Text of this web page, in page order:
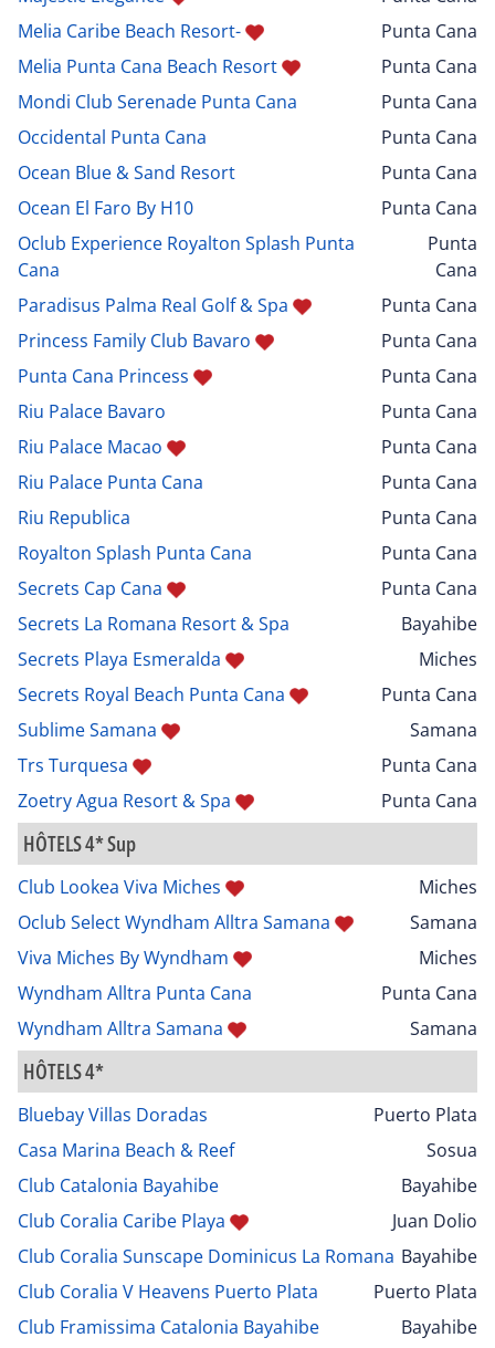
Melia Caribe Beach Resort-
Punta Cana
Melia Punta Cana Beach Resort
Punta Cana
Mondi Club Serenade Punta Cana
Punta Cana
Occidental Punta Cana
Punta Cana
Ocean Blue & Sand Resort
Punta Cana
Ocean El Faro By H10
Punta Cana
Oclub Experience Royalton Splash Punta
Cana
Punta
Cana
Paradisus Palma Real Golf & Spa
Punta Cana
Princess Family Club Bavaro
Punta Cana
Punta Cana Princess
Punta Cana
Riu Palace Bavaro
Punta Cana
Riu Palace Macao
Punta Cana
Riu Palace Punta Cana
Punta Cana
Riu Republica
Punta Cana
Royalton Splash Punta Cana
Punta Cana
Secrets Cap Cana
Punta Cana
Secrets La Romana Resort & Spa
Bayahibe
Secrets Playa Esmeralda
Miches
Secrets Royal Beach Punta Cana
Punta Cana
Sublime Samana
Samana
Trs Turquesa
Punta Cana
Zoetry Agua Resort & Spa
Punta Cana
HÔTELS 4* Sup
Club Lookea Viva Miches
Miches
Oclub Select Wyndham Alltra Samana
Samana
Viva Miches By Wyndham
Miches
Wyndham Alltra Punta Cana
Punta Cana
Wyndham Alltra Samana
Samana
HÔTELS 4*
Bluebay Villas Doradas
Puerto Plata
Casa Marina Beach & Reef
Sosua
Club Catalonia Bayahibe
Bayahibe
Club Coralia Caribe Playa
Juan Dolio
Club Coralia Sunscape Dominicus La Romana Bayahibe
Club Coralia V Heavens Puerto Plata
Puerto Plata
Club Framissima Catalonia Bayahibe
Bayahibe